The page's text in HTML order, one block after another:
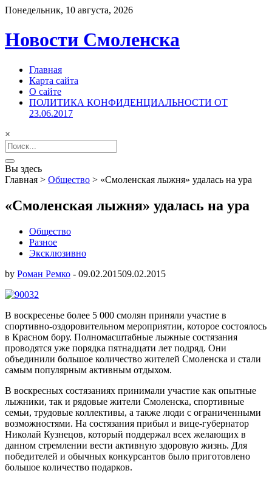
Понедельник, 10 августа, 2026
Новости Смоленска
Главная
Карта сайта
О сайте
ПОЛИТИКА КОНФИДЕНЦИАЛЬНОСТИ ОТ
23.06.2017
×
Search
for:
Вы здесь
Главная > Общество > «Смоленская лыжня» удалась на ура
«Смоленская лыжня» удалась на ура
Общество
Разное
Эксклюзивно
by Роман Ремко - 09.02.201509.02.2015
В воскресенье более 5 000 смолян приняли участие в
спортивно-оздоровительном мероприятии, которое состоялось
в Красном бору. Полномасштабные лыжные состязания
проводятся уже порядка пятнадцати лет подряд. Они
объединили большое количество жителей Смоленска и стали
самым популярным активным отдыхом.
В воскресных состязаниях принимали участие как опытные
лыжники, так и рядовые жители Смоленска, спортивные
семьи, трудовые коллективы, а также люди с ограниченными
возможностями. На состязания прибыл и вице-губернатор
Николай Кузнецов, который поддержал всех желающих в
данном стремлении вести активную здоровую жизнь. Для
победителей и обычных конкурсантов было приготовлено
большое количество подарков.